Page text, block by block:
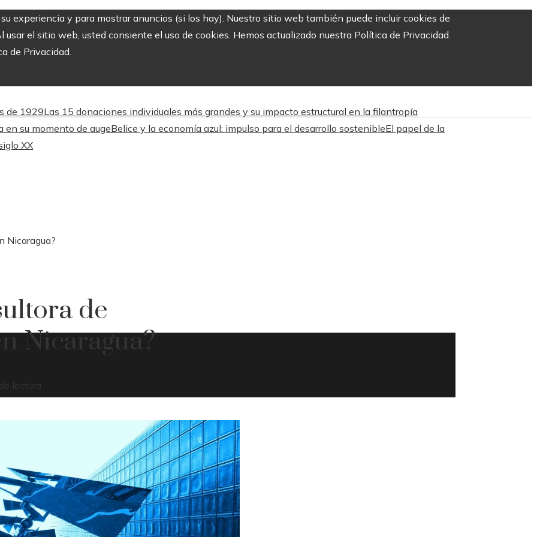
experiencia y para mostrar anuncios (si los hay). Nuestro sitio web también puede incluir cookies de
el sitio web, usted consiente el uso de cookies. Hemos actualizado nuestra Política de Privacidad.
de Privacidad.
de 1929Las 15 donaciones individuales más grandes y su impacto estructural en la filantropía
su momento de augeBelice y la economía azul: impulso para el desarrollo sostenibleEl papel de la
XX
Nicaragua?
de
Nicaragua?
lectura